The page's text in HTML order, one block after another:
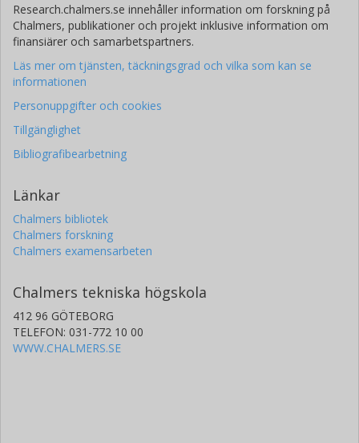
Research.chalmers.se innehåller information om forskning på
Chalmers, publikationer och projekt inklusive information om
finansiärer och samarbetspartners.
Läs mer om tjänsten, täckningsgrad och vilka som kan se
informationen
Personuppgifter och cookies
Tillgänglighet
Bibliografibearbetning
Länkar
Chalmers bibliotek
Chalmers forskning
Chalmers examensarbeten
Chalmers tekniska högskola
412 96 GÖTEBORG
TELEFON: 031-772 10 00
WWW.CHALMERS.SE